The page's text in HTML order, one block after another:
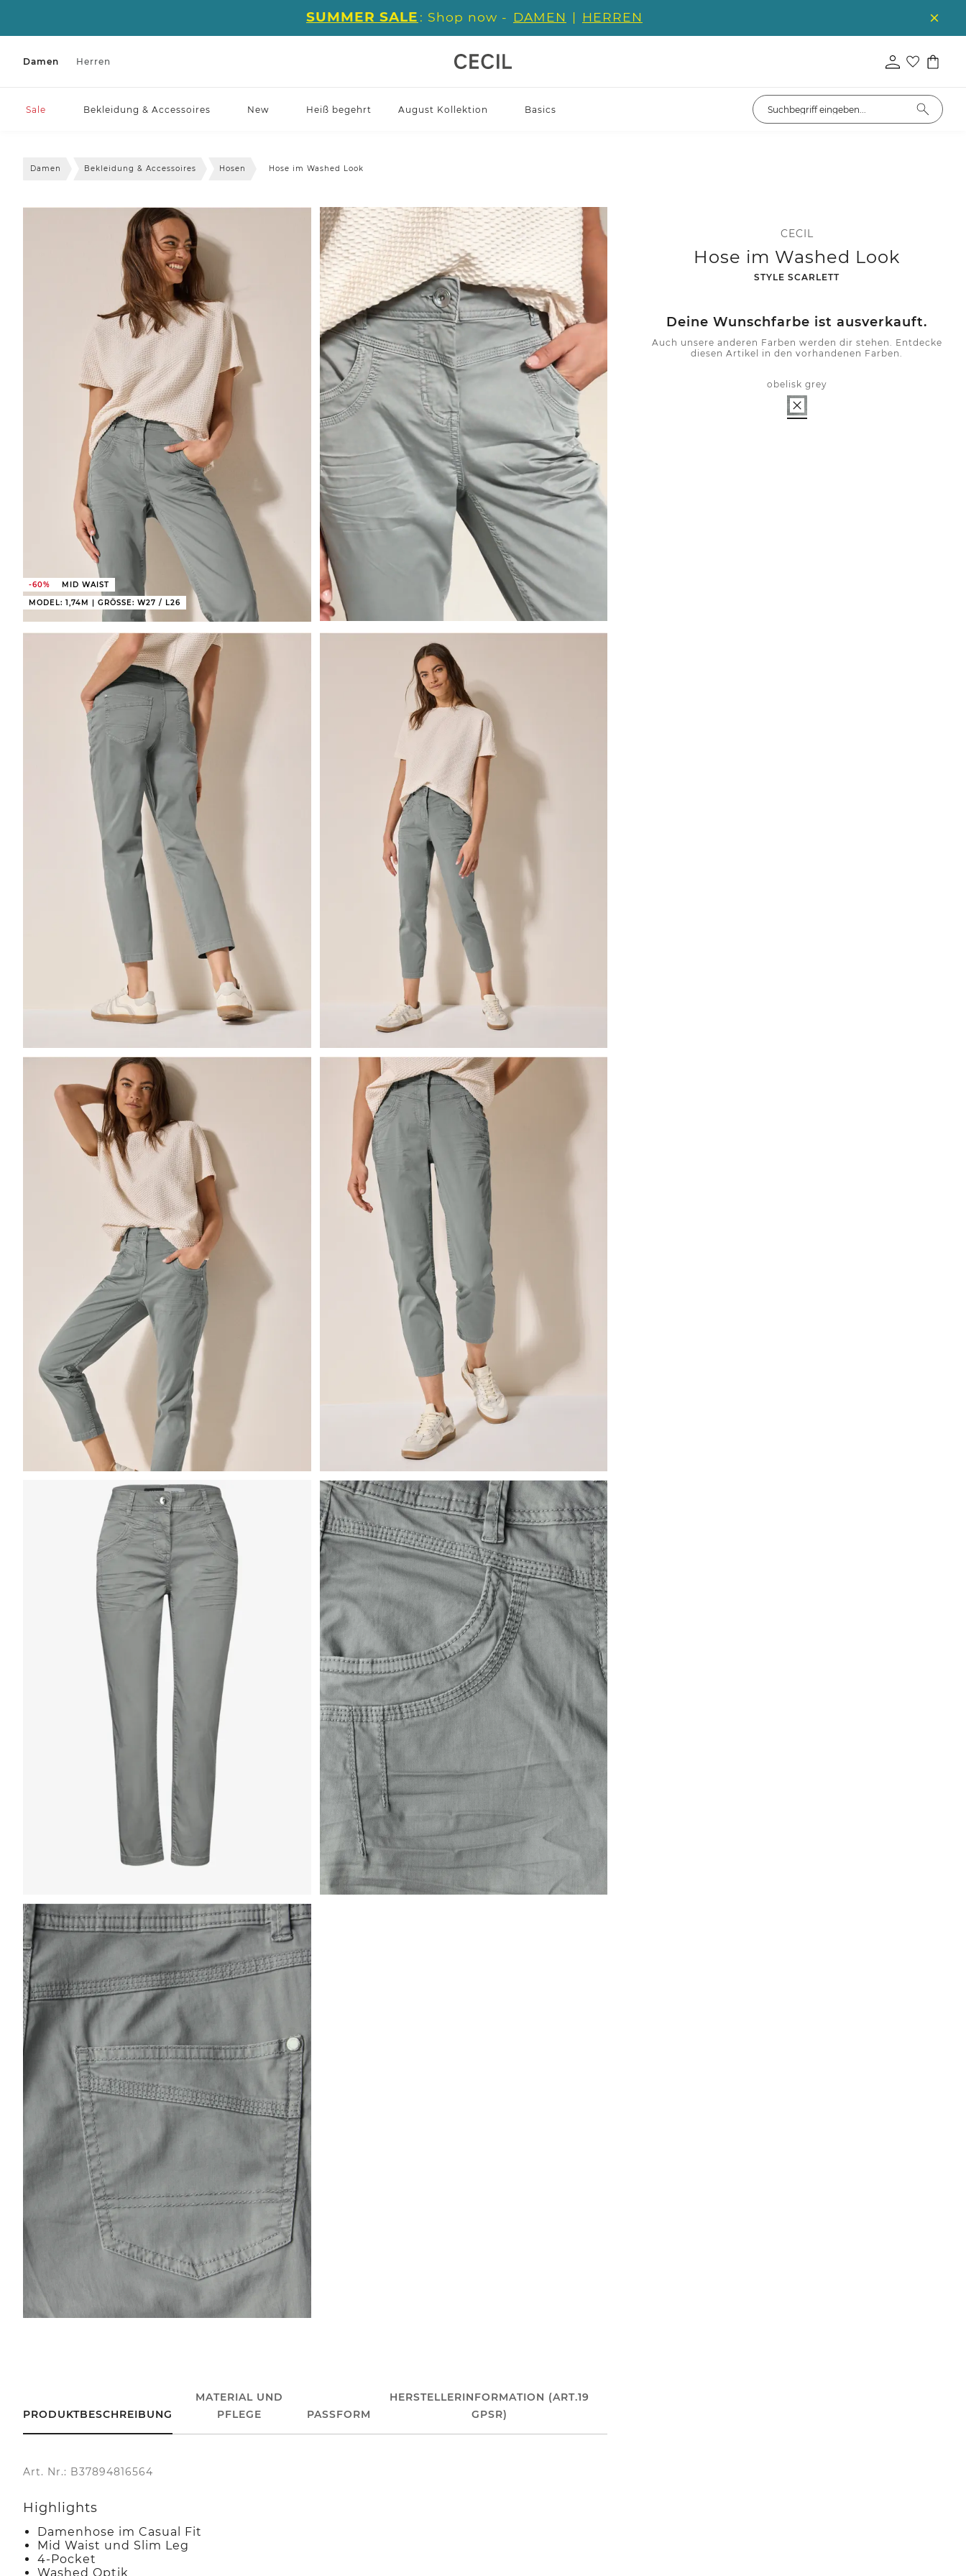
SUMMER SALE : Shop now - DAMEN | HERREN
Damen Herren
Sale Bekleidung & Accessoires New Heiß begehrt August Kollektion Basics
Damen Bekleidung & Accessoires Hosen Hose im Washed Look
-60%
MID WAIST
MODEL: 1,74M | GRÖSSE: W27 / L26
CECIL
Hose im Washed Look
-
STYLE SCARLETT
Deine Wunschfarbe ist ausverkauft.
Auch unsere anderen Farben werden dir stehen. Entdecke
diesen Artikel in den vorhandenen Farben.
obelisk grey
PRODUKTBESCHREIBUNG
MATERIAL UND
PFLEGE
PASSFORM
HERSTELLERINFORMATION (ART.19
GPSR)
Art. Nr.: B37894816564
Highlights
Damenhose im Casual Fit
Mid Waist und Slim Leg
4-Pocket
Washed Optik